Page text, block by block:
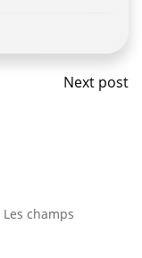
Next post
Les champs